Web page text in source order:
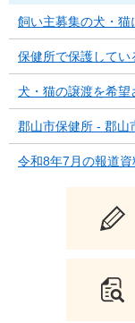
飼い主募集の犬・猫
保健所で保護してい
犬・猫の譲渡を希望
郡山市保健所 - 郡山
令和8年7月の報道